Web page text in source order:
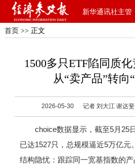
新华通讯社主管
首页 >> 正文
1500多只ETF陷同质
从“卖产品”转向
2026-05-30 记者 刘大江 谢达斐
choice数据显示，截至5月25
已达1527只，总规模逼近5万亿元
结构隐忧：跟踪同一宽基指数的